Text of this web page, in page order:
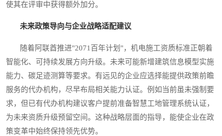
使其在评审中获得额外加分。
未来政策导向与企业战略适配建议
随着阿联酋推进"2071百年计划"，机电施工资质标准正朝着
智能化、可持续发展方向升级。未来可能新增建筑信息模型实施
能力、碳足迹测算等要求。有远见的企业应选择能提供政策前瞻
服务的代办机构，尽早布局相关能力认证。例如当前虽未强制要
求，但已有代办机构建议客户提前准备智慧工地管理系统认证，
为未来资质升级预留空间。这种战略层面的指导，能使企业在政
策变革中始终保持领先优势。